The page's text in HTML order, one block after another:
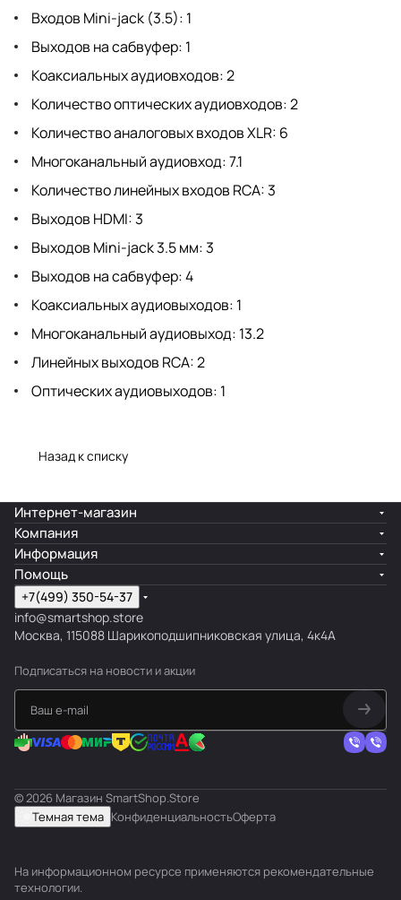
Входов Mini-jack (3.5): 1
Выходов на сабвуфер: 1
Коаксиальных аудиовходов: 2
Количество оптических аудиовходов: 2
Количество аналоговых входов XLR: 6
Многоканальный аудиовход: 7.1
Количество линейных входов RCA: 3
Выходов HDMI: 3
Выходов Mini-jack 3.5 мм: 3
Выходов на сабвуфер: 4
Коаксиальных аудиовыходов: 1
Многоканальный аудиовыход: 13.2
Линейных выходов RCA: 2
Оптических аудиовыходов: 1
Назад к списку
Интернет-магазин
Компания
Информация
Помощь
+7(499) 350-54-37
info@smartshop.store
Москва, 115088 Шарикоподшипниковская улица, 4к4А
Подписаться на новости и акции
© 2026 Магазин SmartShop.Store
Темная тема КонфиденциальностьОферта
На информационном ресурсе применяются рекомендательные
технологии.